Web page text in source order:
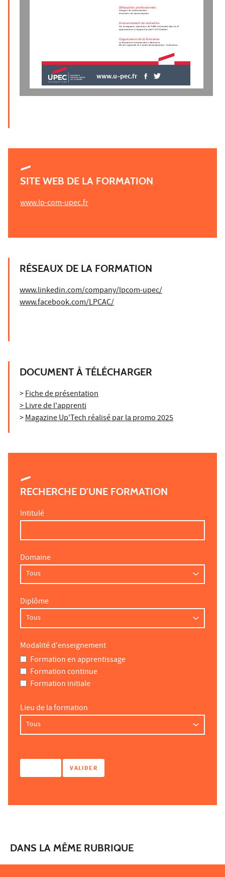
Débouchés professionnels
Chargé.e de communication
Assistant.e de communication
Environnement de recherche
Les enseignants-chercheurs de l'UPEC intervenant dans la LP
appartiennent à l’équipe d’accueil 3119 (Ceditec).
Organisation de la formation
La formation est dispensée en alternance.
Elle est organisée en 4 unités d'enseignement : Institutions,
www.u-pec.fr
SITE WEB DE LA FORMATION
www.lp-com-upec.fr
RÉSEAUX DE LA FORMATION
www.linkedin.com/company/lpcom-upec/
www.facebook.com/LPCAC/
DOCUMENT À TÉLÉCHARGER
>Fiche de présentation
> Livre de l'apprenti
>Magazine Up'Tech réalisé par la promo 2025
RECHERCHE D'UNE FORMATION
Intitulé
Domaine
Diplôme
Modalité d'enseignement
Formation en apprentissage
Formation continue
Formation initiale
Lieu de la formation
DANS LA MÊME RUBRIQUE